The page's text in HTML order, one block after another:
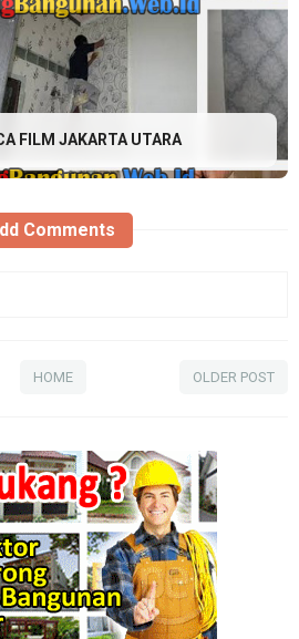
FILM JAKARTA UTARA
Comments
OLDER POST
HOME